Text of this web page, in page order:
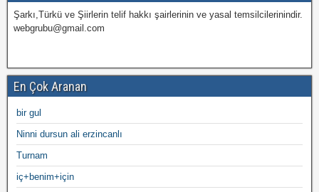
Şarkı,Türkü ve Şiirlerin telif hakkı şairlerinin ve yasal temsilcilerinindir.
webgrubu@gmail.com
En Çok Aranan
bir gul
Ninni dursun ali erzincanlı
Turnam
iç+benim+için